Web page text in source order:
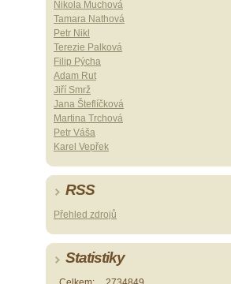
Nikola Muchová
Tamara Nathová
Petr Nikl
Terezie Palková
Filip Pýcha
Adam Rut
Jiří Smrž
Jana Šteflíčková
Martina Trchová
Petr Váša
Karel Vepřek
RSS
Přehled zdrojů
Statistiky